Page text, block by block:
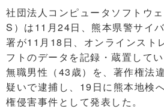
社団法人コンピュータソフトウ
S）は11月24日、熊本県警サイ
署が11月18日、オンラインスト
フトのデータを記録・蔵置して
無職男性（43歳）を、著作権法
疑いで逮捕し、19日に熊本地検
権侵害事件として発表した。